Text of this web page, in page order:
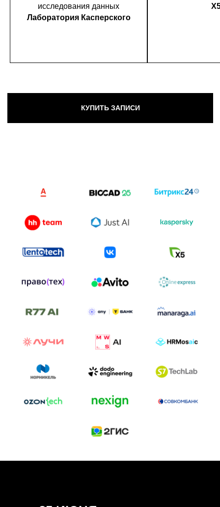
исследования данных
Лаборатория Касперского
к построению бизнеса и созданию технологий под
И БИТВА АГЕНТОВ